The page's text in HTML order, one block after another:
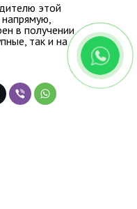
этой
в получении
так и на